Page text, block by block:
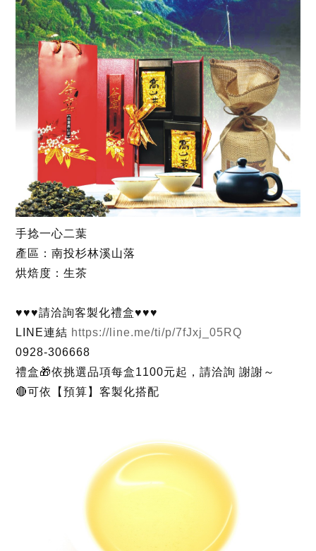
手捻一心二葉
產區：南投杉林溪山落
烘焙度：生茶
♥️♥️♥️請洽詢客製化禮盒♥️♥️♥️
LINE連結 https://line.me/ti/p/7fJxj_05RQ
0928-306668
禮盒🎁依挑選品項每盒1100元起，請洽詢 謝謝～
🔴可依【預算】客製化搭配